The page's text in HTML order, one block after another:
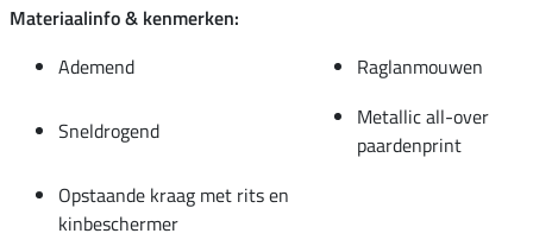
Materiaalinfo & kenmerken:
Ademend
Raglanmouwen
Sneldrogend
Metallic all-over
paardenprint
Opstaande kraag met rits en
kinbeschermer